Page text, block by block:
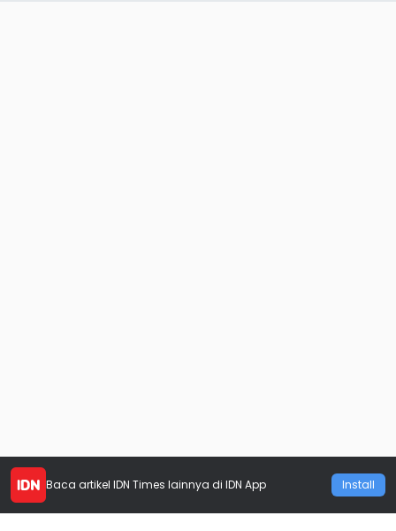
Baca artikel IDN Times lainnya di IDN App Install